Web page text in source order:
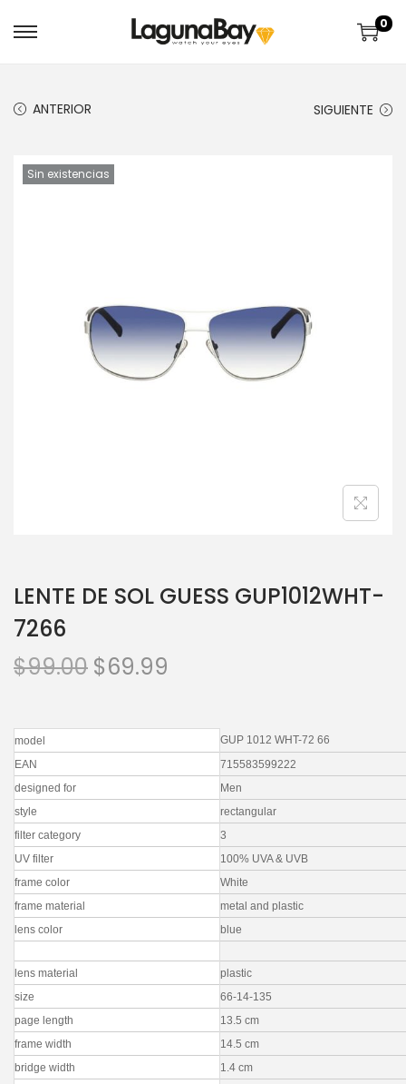
0
ANTERIOR SIGUIENTE
Sin existencias
LENTE DE SOL GUESS GUP1012WHT-
7266
$99.00 $69.99
model
GUP 1012 WHT-72 66
EAN
715583599222
designed for
Men
style
rectangular
filter category
3
UV filter
100% UVA & UVB
frame color
White
frame material
metal and plastic
lens color
blue
lens material
plastic
size
66-14-135
page length
13.5 cm
frame width
14.5 cm
bridge width
1.4 cm